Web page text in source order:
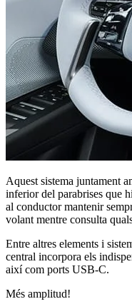
Aquest sistema juntament
inferior del parabrises que
al conductor mantenir
volant mentre consulta
Entre altres elements i
central incorpora els
així com ports USB-C.
Més amplitud!